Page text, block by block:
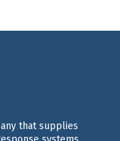
that supplies